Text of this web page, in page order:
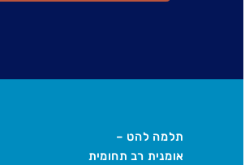
תלמה להט –
אומנית רב תחומית